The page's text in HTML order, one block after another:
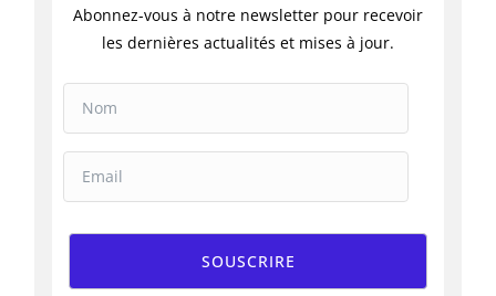
Abonnez-vous à notre newsletter pour recevoir
les dernières actualités et mises à jour.
SOUSCRIRE